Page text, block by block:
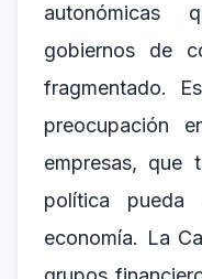
autonómicas
gobiernos de
fragmentado.
preocupación
empresas, que
política pueda
economía. La